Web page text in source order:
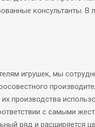
консультанты.
игрушек, мы
производства
с самыми
ряд и расширяется